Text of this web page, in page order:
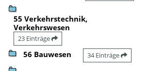
55 Verkehrstechnik,
Verkehrswesen
23 Einträge
56 Bauwesen 34 Einträge